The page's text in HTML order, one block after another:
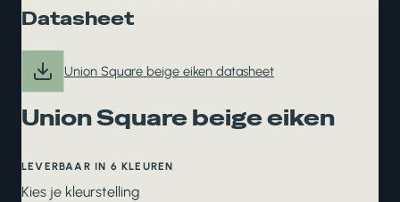
Datasheet
Union Square beige eiken datasheet
Union Square beige eiken
LEVERBAAR IN 6 KLEUREN
Kies je kleurstelling